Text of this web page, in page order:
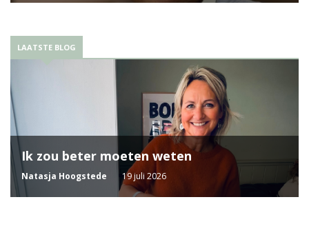
LAATSTE BLOG
Ik zou beter moeten weten
Natasja Hoogstede 19 juli 2026